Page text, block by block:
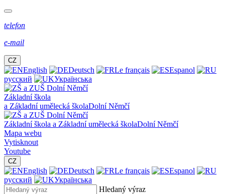
telefon
e-mail
CZ
English Deutsch Le français
Espanol
русский
Українська
Základní škola
a Základní umělecká školaDolní Němčí
Základní škola a Základní umělecká školaDolní Němčí
Mapa webu
Vytisknout
Youtube
CZ
English Deutsch Le français
Espanol
русский
Українська
Hledaný výraz